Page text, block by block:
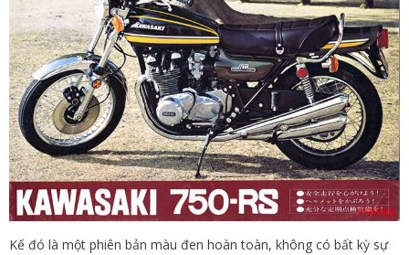
Kế đó là một phiên bản màu đen hoàn toàn, không có bất kỳ sự